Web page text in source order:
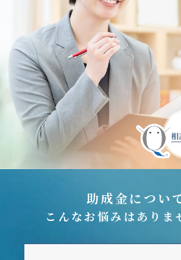
助成金につい
こんなお悩みはありま